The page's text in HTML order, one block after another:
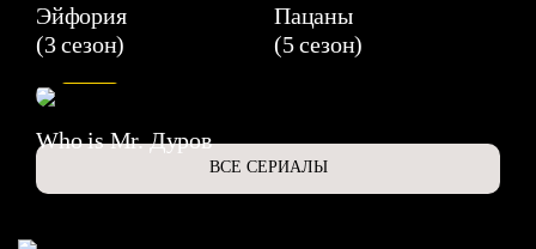
Эйфория
(3 сезон)
Пацаны
(5 сезон)
6.3
Who is Mr. Дуров
ВСЕ СЕРИАЛЫ